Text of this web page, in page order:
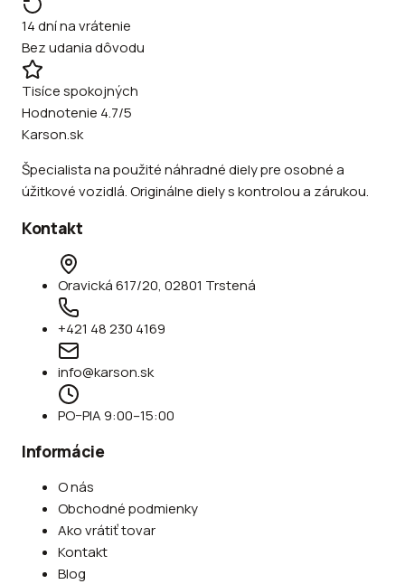
14 dní na vrátenie
Bez udania dôvodu
Tisíce spokojných
Hodnotenie 4.7/5
Karson.sk
Špecialista na použité náhradné diely pre osobné a
úžitkové vozidlá. Originálne diely s kontrolou a zárukou.
Kontakt
Oravická 617/20, 02801 Trstená
+421 48 230 4169
info@karson.sk
PO–PIA 9:00–15:00
Informácie
O nás
Obchodné podmienky
Ako vrátiť tovar
Kontakt
Blog